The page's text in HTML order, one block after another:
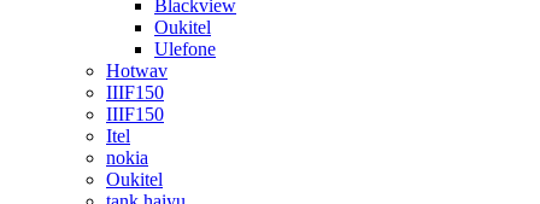
Blackview
Oukitel
Ulefone
Hotwav
IIIF150
IIIF150
Itel
nokia
Oukitel